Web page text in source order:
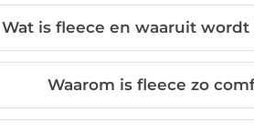
Wat is fleece en waaruit
Waarom is fleece zo